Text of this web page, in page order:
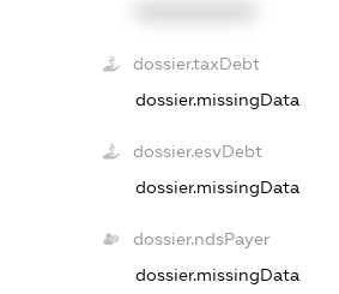
dossier.taxDebt
dossier.missingData
dossier.esvDebt
dossier.missingData
dossier.ndsPayer
dossier.missingData